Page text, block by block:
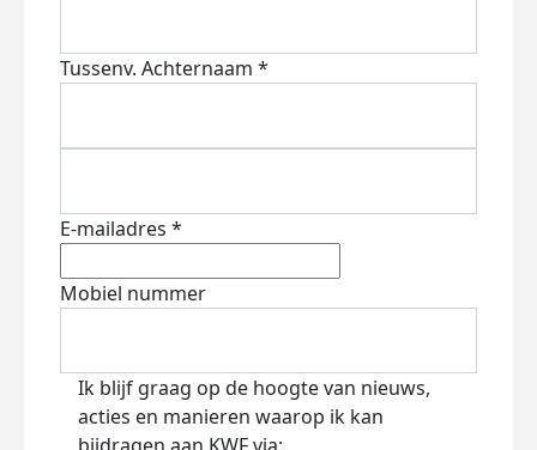
Tussenv. Achternaam *
E-mailadres *
Mobiel nummer
Ik blijf graag op de hoogte van nieuws,
acties en manieren waarop ik kan